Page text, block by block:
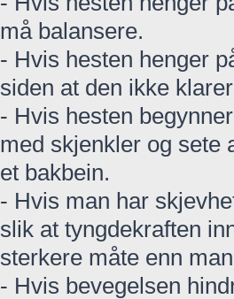
må balansere.
- Hvis hesten henger
siden at den ikke
- Hvis hesten
med skjenkler og sete
et bakbein.
- Hvis man har
slik at tyngdekraften
sterkere måte enn
- Hvis bevegelsen